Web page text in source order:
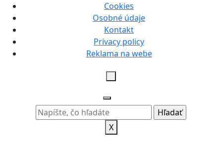
Cookies
Osobné údaje
Kontakt
Privacy policy
Reklama na webe
X